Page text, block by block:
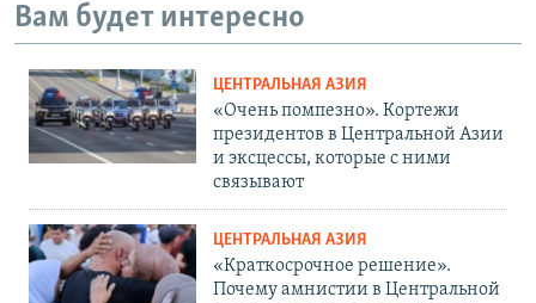
Вам будет интересно
ЦЕНТРАЛЬНАЯ АЗИЯ
«Очень помпезно». Кортежи
президентов в Центральной Азии
и эксцессы, которые с ними
связывают
ЦЕНТРАЛЬНАЯ АЗИЯ
«Краткосрочное решение».
Почему амнистии в Центральной